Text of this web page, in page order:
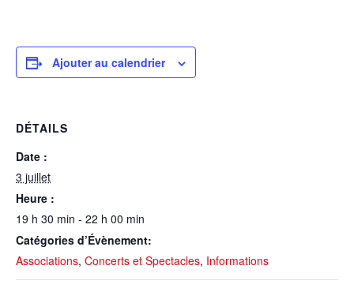
Ajouter au calendrier
DÉTAILS
Date :
3 juillet
Heure :
19 h 30 min - 22 h 00 min
Catégories d’Évènement:
Associations, Concerts et Spectacles, Informations